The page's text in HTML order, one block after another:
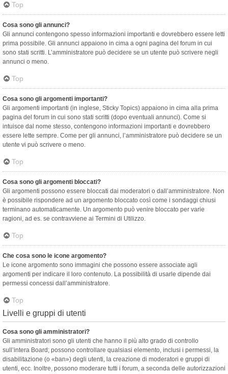
Top
Cosa sono gli annunci?
Gli annunci contengono spesso informazioni importanti e dovrebbero essere letti
prima possibile. Gli annunci appaiono in cima a ogni pagina del forum in cui
sono stati scritti. L’amministratore può decidere se un utente può scrivere negli
annunci o meno.
Top
Cosa sono gli argomenti importanti?
Gli argomenti importanti (in inglese, Sticky Topics) appaiono in cima alla prima
pagina del forum in cui sono stati scritti (dopo eventuali annunci). Come si
intuisce dal nome stesso, contengono informazioni importanti e dovrebbero
essere lette sempre. Come per gli annunci, l’amministratore può decidere se un
utente vi può scrivere o meno.
Top
Cosa sono gli argomenti bloccati?
Gli argomenti possono essere bloccati dai moderatori o dall’amministratore. Non
è possibile rispondere ad un argomento bloccato così come i sondaggi chiusi
terminano automaticamente. Un argomento può venire bloccato per varie
ragioni, ad es. se contravviene ai Termini di Utilizzo.
Top
Che cosa sono le icone argomento?
Le icone argomento sono immagini che possono essere associate agli
argomenti per indicare il loro contenuto. La possibilità di usarle dipende dai
permessi concessi dall’amministratore.
Top
Livelli e gruppi di utenti
Cosa sono gli amministratori?
Gli amministratori sono gli utenti che hanno il più alto grado di controllo
sull’intera Board; possono controllare qualsiasi elemento, inclusi i permessi, la
disabilitazione (o «ban») degli utenti, la creazione di moderatori e gruppi di
utenti, ecc. Inoltre, possono moderare tutti i forum, a seconda delle autorizzazioni